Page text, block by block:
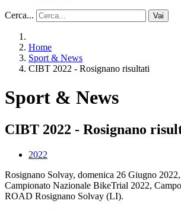
Cerca... Vai
Home
Sport & News
CIBT 2022 - Rosignano risultati
Sport & News
CIBT 2022 - Rosignano
2022
Rosignano Solvay, domenica 26 Giugno
Campionato Nazionale BikeTrial 2022,
ROAD Rosignano Solvay (LI).